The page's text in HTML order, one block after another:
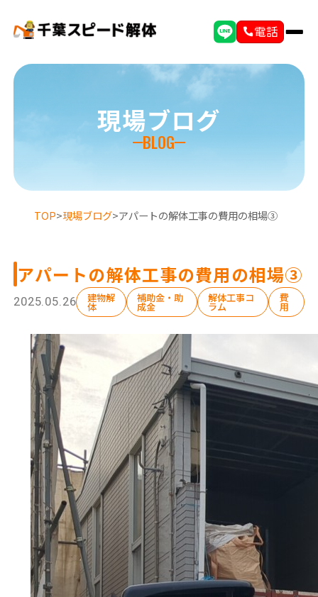
電話
選ばれる理由
解体工事の流れ
会社概要
施工事例
現場ブログ
BLOG
TOP>現場ブログ>アパートの解体工事の費用の相場③
アパートの解体工事の費用の相場③
2025.05.26 建物解
体
補助金・助
成金
解体工事コ
ラム
費
用